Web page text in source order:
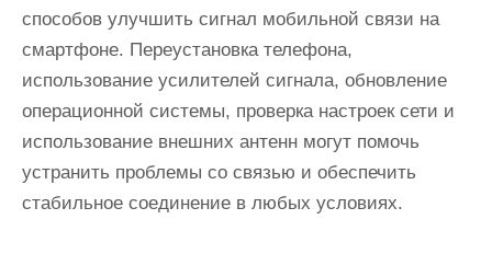
способов улучшить сигнал мобильной связи на
смартфоне. Переустановка телефона,
использование усилителей сигнала, обновление
операционной системы, проверка настроек сети и
использование внешних антенн могут помочь
устранить проблемы со связью и обеспечить
стабильное соединение в любых условиях.